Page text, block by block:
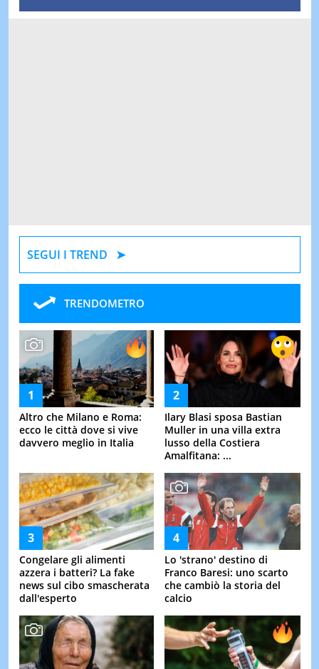
SEGUI I TREND
TRENDOMETRO
Altro che Milano e Roma:
ecco le città dove si vive
davvero meglio in Italia
Ilary Blasi sposa Bastian
Muller in una villa extra
lusso della Costiera
Amalfitana: ...
Congelare gli alimenti
azzera i batteri? La fake
news sul cibo smascherata
dall'esperto
Lo 'strano' destino di
Franco Baresi: uno scarto
che cambiò la storia del
calcio